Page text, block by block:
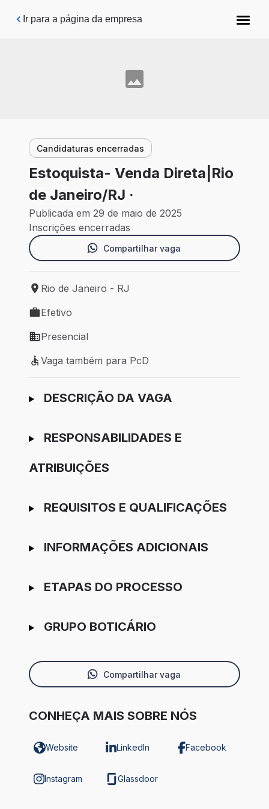
Pular para o conteúdo principal
Ir para a página da empresa
Candidaturas encerradas
Estoquista- Venda Direta|Rio
de Janeiro/RJ ·
Publicada em 29 de maio de 2025
Inscrições encerradas
Compartilhar vaga
Local de trabalho: Rio de Janeiro - RJ
Rio de Janeiro - RJ
Tipo de vaga: Efetivo
Efetivo
Modelo de trabalho: Presencial
Presencial
Vaga também para PcD
Vaga também para PcD
Ir para candidatura
DESCRIÇÃO DA VAGA
RESPONSABILIDADES E
ATRIBUIÇÕES
REQUISITOS E QUALIFICAÇÕES
INFORMAÇÕES ADICIONAIS
ETAPAS DO PROCESSO
GRUPO BOTICÁRIO
Compartilhar vaga
CONHEÇA MAIS SOBRE NÓS
Website LinkedIn Facebook
Instagram Glassdoor